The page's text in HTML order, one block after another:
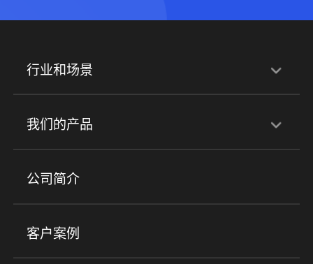
行业和场景
行业解决方案
培训机构 职业技能培训 兴趣培训
金融行业
我们的产品
产品
小程序商城 ERP 企微SCRM
社群圈子
公司简介
客户案例